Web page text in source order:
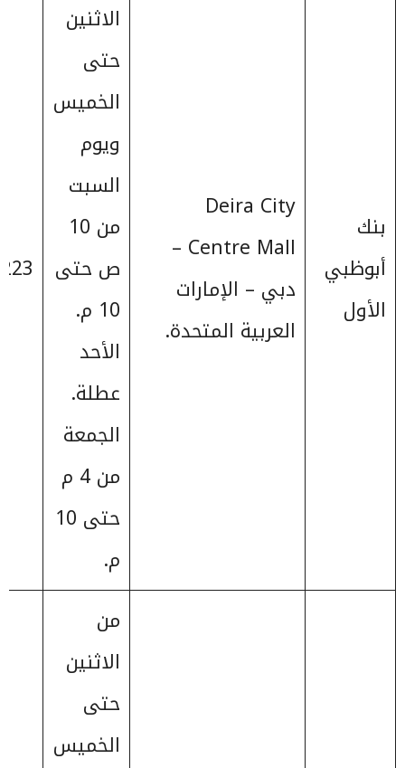
بنك
أبوظبي
الأول
Deira City
Centre Mall –
دبي – الإمارات
العربية المتحدة.
الاثنين
حتى
الخميس
ويوم
السبت
من 10
ص حتى
10 م.
الأحد
عطلة.
الجمعة
من 4 م
حتى 10
م.
من
الاثنين
حتى
الخميس